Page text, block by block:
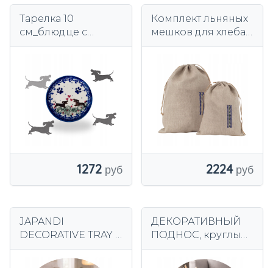
Тарелка 10
см_блюдце с
[болеславецкий
тип]
1272
Комплект льняных
мешков для хлеба
мешков для хлеба
2224
JAPANDI
DECORATIVE TRAY –
органайзер для
ДЕКОРАТИВНЫЙ
ПОДНОС, круглый,
ЯПОНИЯ,